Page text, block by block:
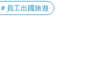
＃員工出國旅遊